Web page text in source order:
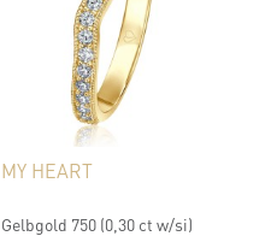
MY HEART
Gelbgold 750 (0,30 ct w/si)